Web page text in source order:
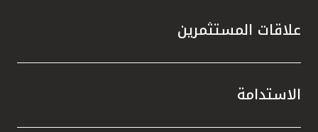
علاقات المستثمرين
الاستدامة